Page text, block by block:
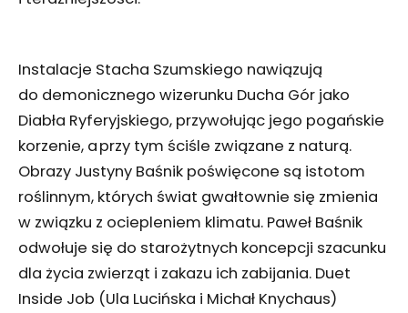
Instalacje Stacha Szumskiego nawiązują
do demonicznego wizerunku Ducha Gór jako
Diabła Ryferyjskiego, przywołując jego pogańskie
korzenie, a przy tym ściśle związane z naturą.
Obrazy Justyny Baśnik poświęcone są istotom
roślinnym, których świat gwałtownie się zmienia
w związku z ociepleniem klimatu. Paweł Baśnik
odwołuje się do starożytnych koncepcji szacunku
dla życia zwierząt i zakazu ich zabijania. Duet
Inside Job (Ula Lucińska i Michał Knychaus)